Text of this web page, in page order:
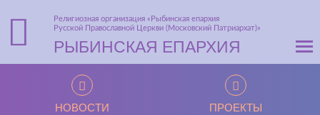
Религиозная организация «Рыбинская епархия
Русской Православной Церкви (Московский Патриархат)»
РЫБИНСКАЯ ЕПАРХИЯ
НОВОСТИ ПРОЕКТЫ